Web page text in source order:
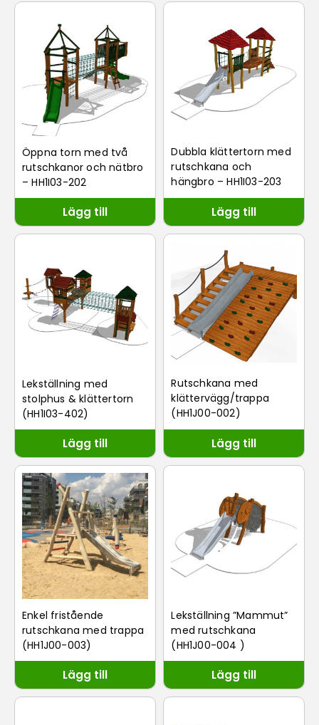
Öppna torn med två
rutschkanor och nätbro
– HH1I03-202
Lägg till
Dubbla klättertorn med
rutschkana och
hängbro – HH1I03-203
Lägg till
Lekställning med
stolphus & klättertorn
(HH1I03-402)
Lägg till
Rutschkana med
klättervägg/trappa
(HH1J00-002)
Lägg till
Enkel fristående
rutschkana med trappa
(HH1J00-003)
Lägg till
Lekställning ”Mammut”
med rutschkana
(HH1J00-004 )
Lägg till